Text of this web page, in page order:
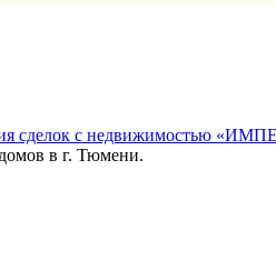
сделок с недвижимостью
в г. Тюмени.